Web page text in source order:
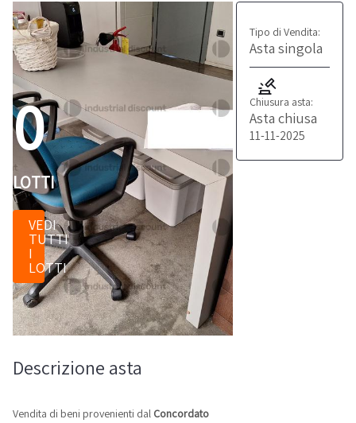
0
LOTTI
VEDI
TUTTI
I
LOTTI
Tipo di Vendita:
Asta singola
Chiusura asta:
Asta chiusa
11-11-2025
Descrizione asta
Vendita di beni provenienti dal Concordato